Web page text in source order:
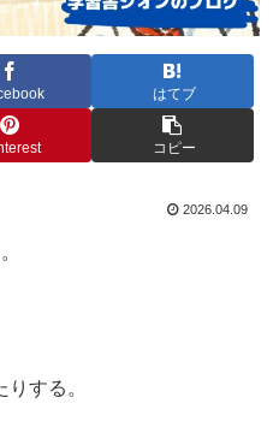
はてブ
コピー
2026.04.09
する。